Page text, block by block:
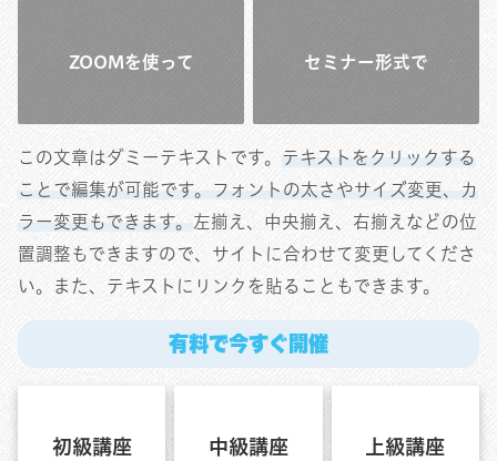
ZOOMを使って セミナー形式で
この文章はダミーテキストです。 テキストをクリックする
ことで編集が可能です。フォントの太さやサイズ変更、カ
ラー変更もできます。 左揃え、中央揃え、右揃えなどの位
置調整もできますので、サイトに合わせて変更してくださ
い。また、テキストにリンクを貼ることもできます。
有料で今すぐ開催
初級講座 中級講座 上級講座